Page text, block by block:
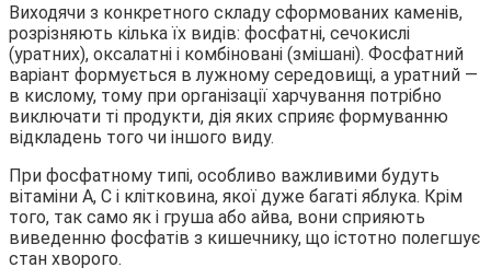
Виходячи з конкретного складу сформованих каменів,
розрізняють кілька їх видів: фосфатні, сечокислі
(уратних), оксалатні і комбіновані (змішані). Фосфатний
варіант формується в лужному середовищі, а уратний —
в кислому, тому при організації харчування потрібно
виключати ті продукти, дія яких сприяє формуванню
відкладень того чи іншого виду.
При фосфатному типі, особливо важливими будуть
вітаміни А, С і клітковина, якої дуже багаті яблука. Крім
того, так само як і груша або айва, вони сприяють
виведенню фосфатів з кишечнику, що істотно полегшує
стан хворого.